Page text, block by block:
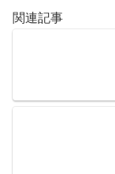
関連記事